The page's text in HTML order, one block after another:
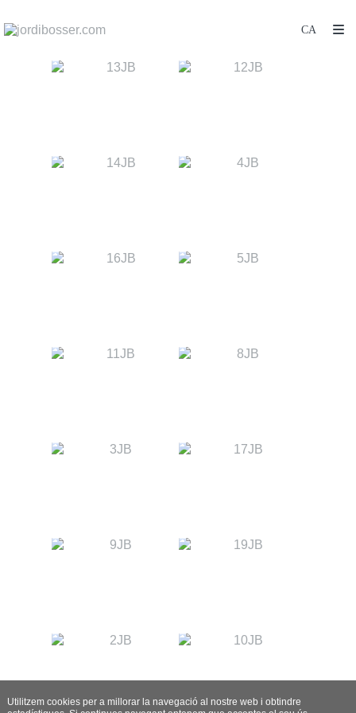
Utilitzem cookies per a millorar la navegació al nostre web i obtindre